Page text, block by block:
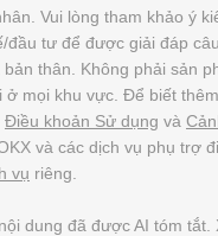
Vui lòng tham khảo ý
đầu tư để được giải đáp
thân. Không phải sản
ở mọi khu vực. Để biết
Điều khoản Sử dụng và
và các dịch vụ phụ trợ
vụ riêng.
dung đã được AI tóm tắt.